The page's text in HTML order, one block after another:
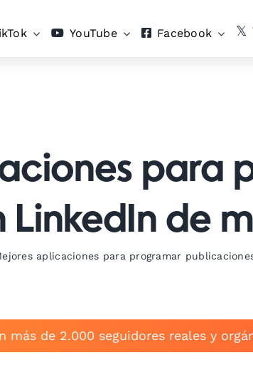
YouTube Facebook
para
LinkedIn de
aplicaciones para programar
de 2.000 seguidores reales y